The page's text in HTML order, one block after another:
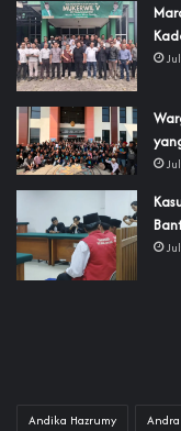
Andika Hazrumy Andra